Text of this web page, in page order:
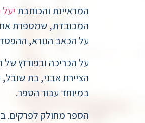
המראיינת והכותבת יעל
המכובדת, שמספרת את
על הכאב הנורא,
על הכריכה ובפורזץ של הספר
הציירת אבני, בת
במיוחד עבור הספר.
הספר מחולק לפרקים.